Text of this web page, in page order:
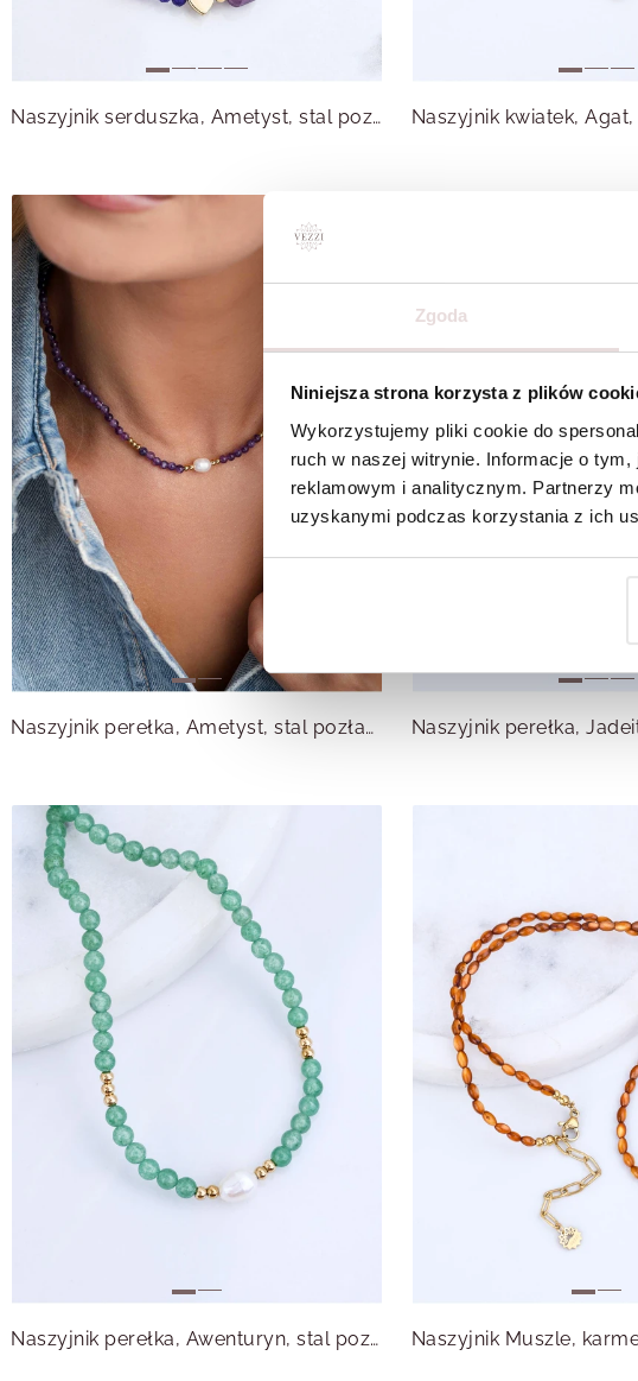
Zgoda
Niniejsza strona korzysta z plików
Wykorzystujemy pliki cookie do
ruch w naszej witrynie. Informacje o
reklamowym i analitycznym. Partnerzy
uzyskanymi podczas korzystania z ich
Naszyjnik serduszka, Ametyst, stal pozłacana S315011Z00
Naszyjnik perełka, Ametyst, stal pozłacana S316182Z00
Naszyjnik perełka, Awenturyn, stal pozłacana S316180Z00